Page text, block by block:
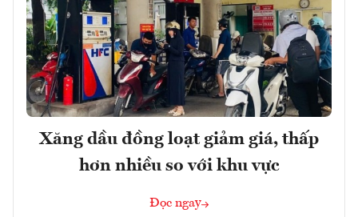
Xăng dầu đồng loạt giảm giá, thấp
hơn nhiều so với khu vực
Đọc ngay